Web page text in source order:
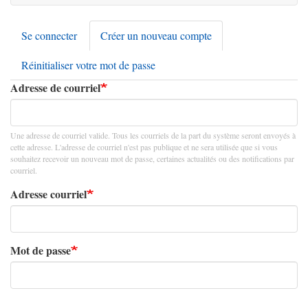
Onglets
principaux
Se connecter Créer un nouveau compte
actif)
Réinitialiser votre mot de passe
Adresse de courriel
Une adresse de courriel valide. Tous les courriels de la part du système seront envoyés à
cette adresse. L'adresse de courriel n'est pas publique et ne sera utilisée que si vous
souhaitez recevoir un nouveau mot de passe, certaines actualités ou des notifications par
courriel.
Adresse courriel
Mot de passe